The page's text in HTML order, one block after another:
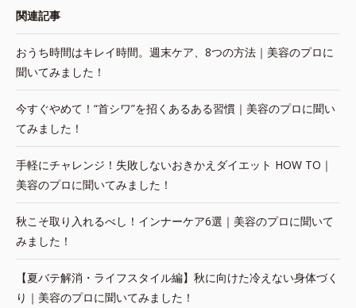
関連記事
おうち時間はキレイ時間。週末ケア、8つの方法｜美容のプロに
聞いてみました！
今すぐやめて！“首シワ”を招くあるある習慣｜美容のプロに聞い
てみました！
手軽にチャレンジ！失敗しないおきかえダイエット HOW TO｜
美容のプロに聞いてみました！
秋こそ取り入れるべし！インナーケア6選｜美容のプロに聞いて
みました！
【夏バテ解消・ライフスタイル編】秋に向けた冷えない身体づく
り｜美容のプロに聞いてみました！